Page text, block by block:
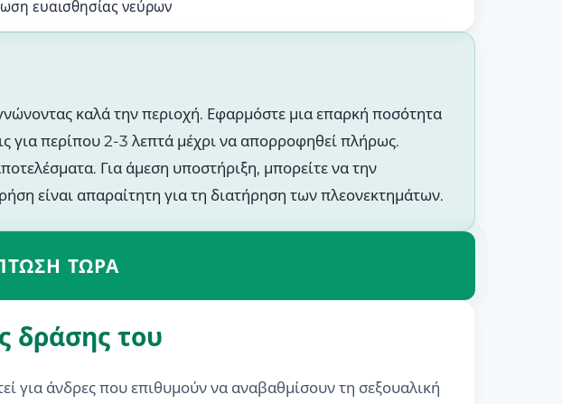
ευαισθησίας νεύρων
καλά την περιοχή. Εφαρμόστε μια επαρκή ποσότητα
για περίπου 2-3 λεπτά μέχρι να απορροφηθεί πλήρως.
Για άμεση υποστήριξη, μπορείτε να την
είναι απαραίτητη για τη διατήρηση των πλεονεκτημάτων.
ΤΏΡΑ
δράσης του
για άνδρες που επιθυμούν να αναβαθμίσουν τη σεξουαλική